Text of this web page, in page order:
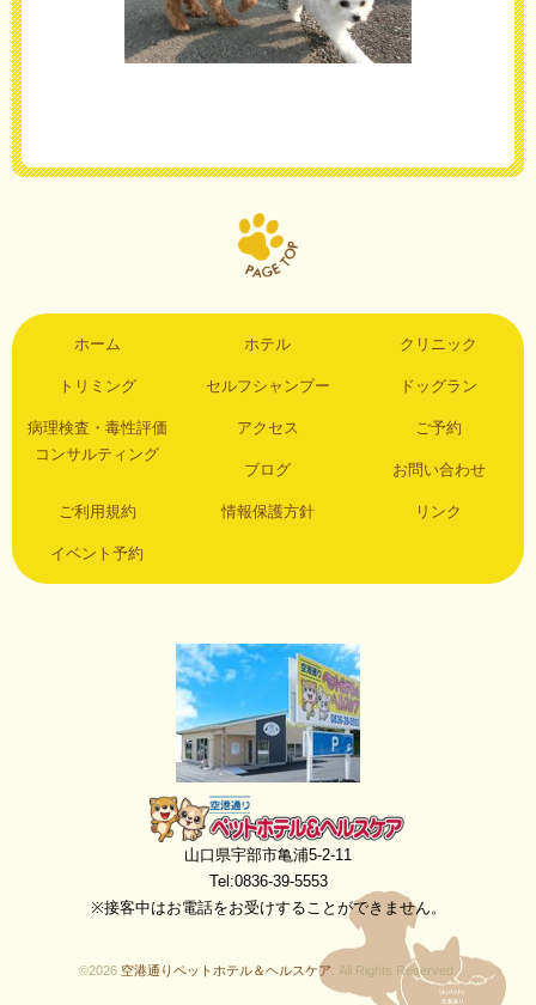
ホーム ホテル クリニック
トリミング セルフシャンプー ドッグラン
病理検査・毒性評価
コンサルティング
アクセス ご予約
ブログ お問い合わせ
ご利用規約 情報保護方針 リンク
イベント予約
空港通りペットホテル＆ヘルスケア
山口県宇部市亀浦5-2-11
Tel:0836-39-5553
※接客中はお電話をお受けすることができません。
©2026 空港通りペットホテル＆ヘルスケア . All Rights Reserved.